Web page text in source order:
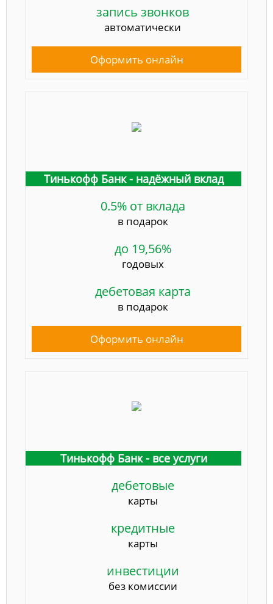
запись звонков
автоматически
Оформить онлайн
Тинькофф Банк - надёжный вклад
0.5% от вклада
в подарок
до 19,56%
годовых
дебетовая карта
в подарок
Оформить онлайн
Тинькофф Банк - все услуги
дебетовые
карты
кредитные
карты
инвестиции
без комиссии